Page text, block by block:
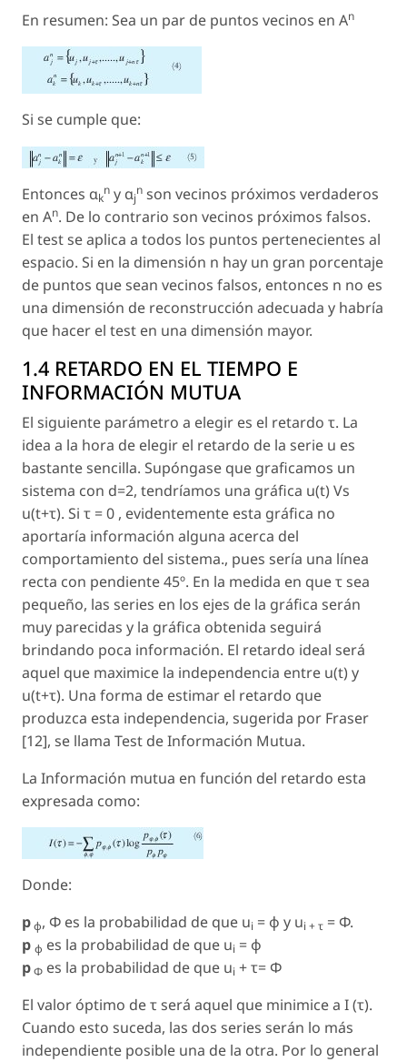
En resumen: Sea un par de puntos vecinos en An
Si se cumple que:
Entonces αk
n y αj
n son vecinos próximos verdaderos
en An. De lo contrario son vecinos próximos falsos.
El test se aplica a todos los puntos pertenecientes al
espacio. Si en la dimensión n hay un gran porcentaje
de puntos que sean vecinos falsos, entonces n no es
una dimensión de reconstrucción adecuada y habría
que hacer el test en una dimensión mayor.
1.4 RETARDO EN EL TIEMPO E
INFORMACIÓN MUTUA
El siguiente parámetro a elegir es el retardo τ. La
idea a la hora de elegir el retardo de la serie u es
bastante sencilla. Supóngase que graficamos un
sistema con d=2, tendríamos una gráfica u(t) Vs
u(t+τ). Si τ = 0 , evidentemente esta gráfica no
aportaría información alguna acerca del
comportamiento del sistema., pues sería una línea
recta con pendiente 45º. En la medida en que τ sea
pequeño, las series en los ejes de la gráfica serán
muy parecidas y la gráfica obtenida seguirá
brindando poca información. El retardo ideal será
aquel que maximice la independencia entre u(t) y
u(t+τ). Una forma de estimar el retardo que
produzca esta independencia, sugerida por Fraser
[12], se llama Test de Información Mutua.
La Información mutua en función del retardo esta
expresada como:
Donde:
pφ, Φ es la probabilidad de que ui = φ y ui + τ = Φ.
p φ es la probabilidad de que ui = φ
pΦ es la probabilidad de que ui + τ= Φ
El valor óptimo de τ será aquel que minimice a I(τ).
Cuando esto suceda, las dos series serán lo más
independiente posible una de la otra. Por lo general